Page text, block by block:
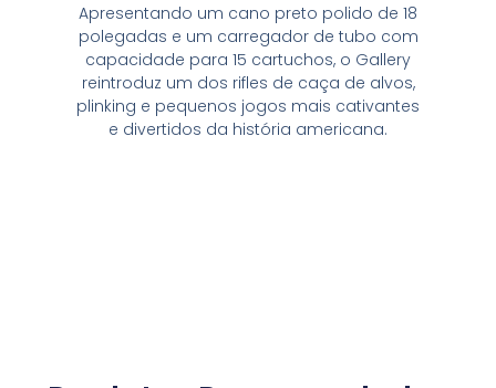
Apresentando um cano preto polido de 18
polegadas e um carregador de tubo com
capacidade para 15 cartuchos, o Gallery
reintroduz um dos rifles de caça de alvos,
plinking e pequenos jogos mais cativantes
e divertidos da história americana.